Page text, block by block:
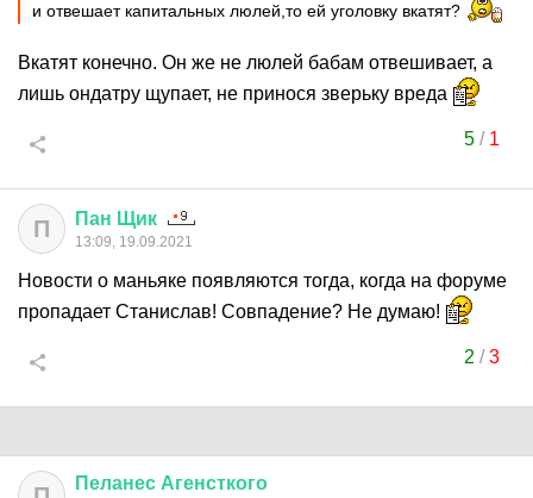
и отвешает капитальных люлей,то ей уголовку вкатят?
Вкатят конечно. Он же не люлей бабам отвешивает, а
лишь ондатру щупает, не принося зверьку вреда
5/ 1
П Пан Щик
13:09, 19.09.2021
Новости о маньяке появляются тогда, когда на форуме
пропадает Станислав! Совпадение? Не думаю!
2 /3
Пеланес Агенсткого